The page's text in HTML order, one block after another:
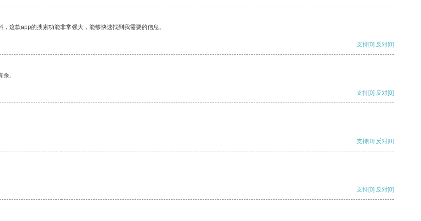
这款app的搜索功能非常强大，能够快速找到我需要的信息。
支持[0] 反对[0]
。
支持[0] 反对[0]
支持[0] 反对[0]
支持[0] 反对[0]